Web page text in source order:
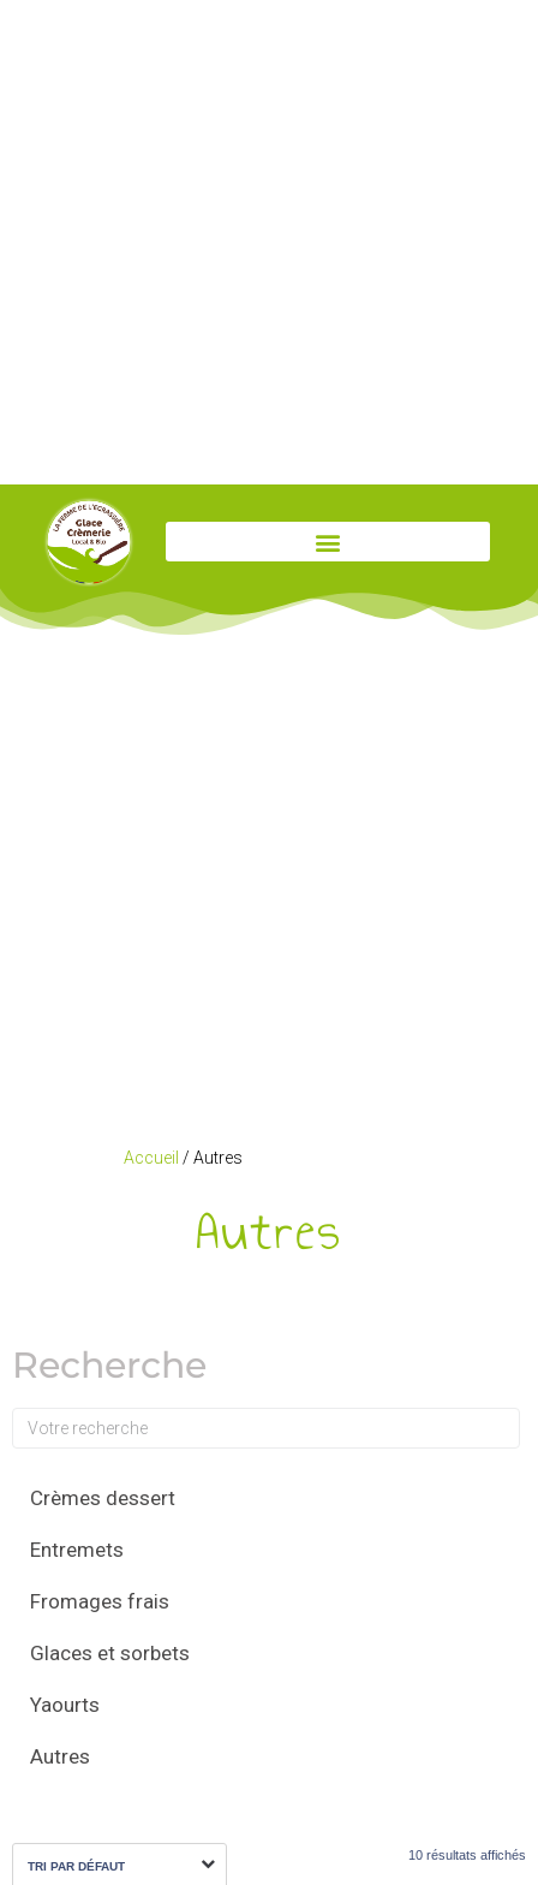
Accueil / Autres
Autres
Recherche
Crèmes dessert
Entremets
Fromages frais
Glaces et sorbets
Yaourts
Autres
10 résultats affichés